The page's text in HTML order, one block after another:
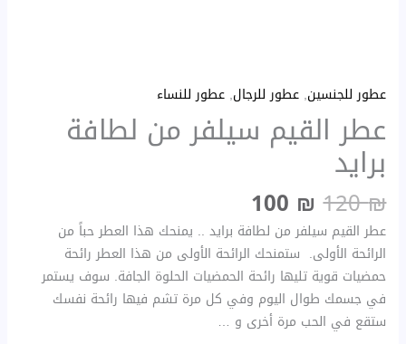
عطور للجنسين, عطور للرجال, عطور للنساء
عطر القيم سيلفر من لطافة
برايد
120₪
100 ₪
عطر القيم سيلفر من لطافة برايد .. يمنحك هذا العطر حباً من
الرائحة الأولى. ستمنحك الرائحة الأولى من هذا العطر رائحة
حمضيات قوية تليها رائحة الحمضيات الحلوة الجافة. سوف يستمر
في جسمك طوال اليوم وفي كل مرة تشم فيها رائحة نفسك
ستقع في الحب مرة أخرى و …